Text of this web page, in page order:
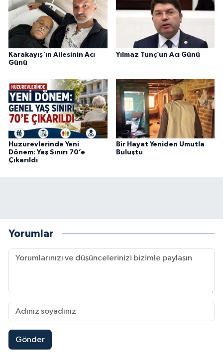
Karakayış'ın Ailesinin Acı
Günü
Yılmaz Tunç’un Acı Günü
Huzurevlerinde Yeni
Dönem: Yaş Sınırı 70’e
Çıkarıldı
Bir Hayat Yeniden Umutla
Buluştu
Yorumlar
Gönder